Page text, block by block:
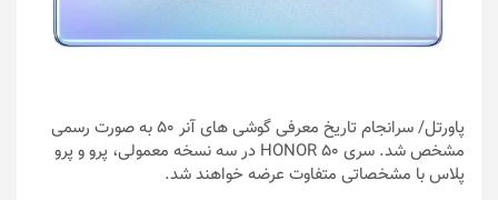
پاورتل
/ سرانجام تاریخ معرفی گوشی های آنر ۵۰ به صورت رسمی
مشخص شد. سری HONOR 50 در سه نسخه معمولی، پرو و پرو
پلاس با مشخصاتی متفاوت عرضه خواهند شد.